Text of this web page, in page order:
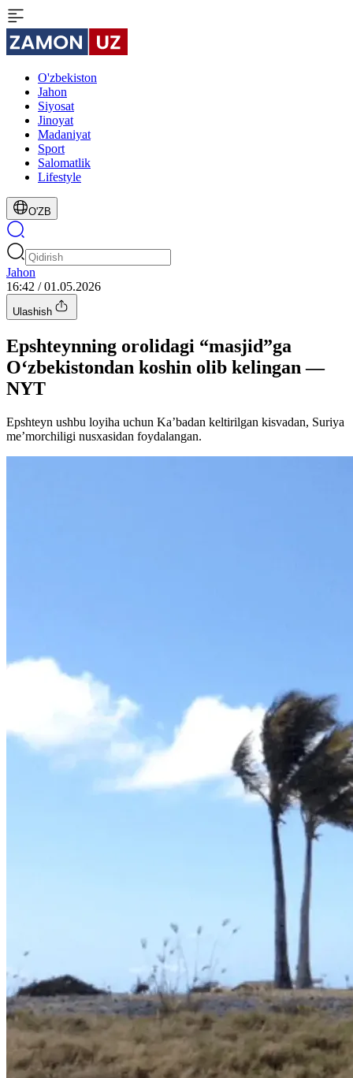
O'zbekiston
Jahon
Siyosat
Jinoyat
Madaniyat
Sport
Salomatlik
Lifestyle
O'ZB
Jahon
16:42 / 01.05.2026
Ulashish
Epshteynning orolidagi “masjid”ga
O‘zbekistondan koshin olib kelingan —
NYT
Epshteyn ushbu loyiha uchun Ka’badan keltirilgan kisvadan, Suriya
me’morchiligi nusxasidan foydalangan.